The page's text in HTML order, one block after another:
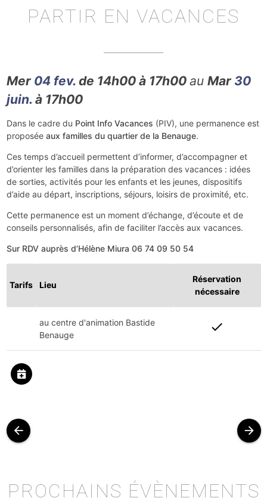
PARTIR EN VACANCES
Mer 04 fev.de 14h00 à 17h00 au Mar 30
juin.à 17h00
Dans le cadre du Point Info Vacances (PIV), une permanence est
proposée aux familles du quartier de la Benauge.
Ces temps d’accueil permettent d’informer, d’accompagner et
d’orienter les familles dans la préparation des vacances : idées
de sorties, activités pour les enfants et les jeunes, dispositifs
d’aide au départ, inscriptions, séjours, loisirs de proximité, etc.
Cette permanence est un moment d’échange, d’écoute et de
conseils personnalisés, afin de faciliter l’accès aux vacances.
Sur RDV auprès d’Hélène Miura 06 74 09 50 54
Tarifs Lieu
Réservation
nécessaire
au centre d'animation Bastide
Benauge
check
arrow_back arrow_forward
PROCHAINS ÉVÈNEMENTS